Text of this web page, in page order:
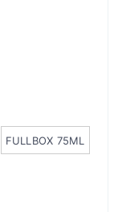
FULLBOX 75ML